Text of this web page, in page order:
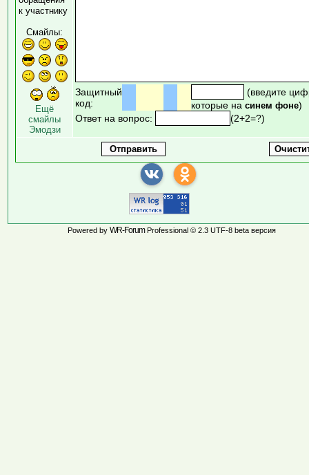
к участнику
Смайлы:
Ещё
смайлы
Эмодзи
Защитный
код:
(введите
которые на синем фоне)
Ответ на вопрос:
(2+2=?)
Powered by WR-ForumProfessional © 2.3 UTF-8 beta версия